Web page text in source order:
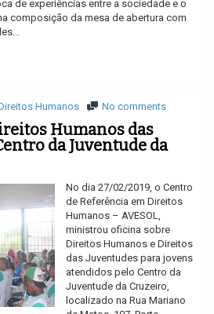
de experiências entre a sociedade e o
composição da mesa de abertura com
Humanos No comments
Humanos das
da Juventude da
No dia 27/02/2019, o Centro
de Referência em Direitos
Humanos – AVESOL,
ministrou oficina sobre
Direitos Humanos e Direitos
das Juventudes para jovens
atendidos pelo Centro da
Juventude da Cruzeiro,
localizado na Rua Mariano